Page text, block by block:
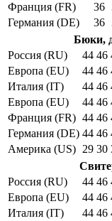
Франция (FR)
36
Германия (DE)
36
Бюки,
Россия (RU)
44 46
Европа (EU)
44 46
Италия (IT)
44 46
Европа (EU)
44 46
Франция (FR) 44 46
Германия (DE) 44 46
Америка (US) 29 30
Россия (RU)
44 46
Европа (EU)
44 46
Италия (IT)
44 46